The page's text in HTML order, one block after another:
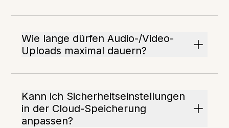
Wie lange dürfen Audio-/Video-
Uploads maximal dauern?
Kann ich Sicherheitseinstellungen
in der Cloud-Speicherung
anpassen?